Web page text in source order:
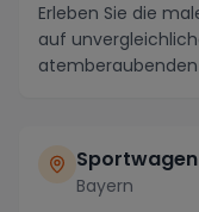
Erleben Sie die
auf
Bayern